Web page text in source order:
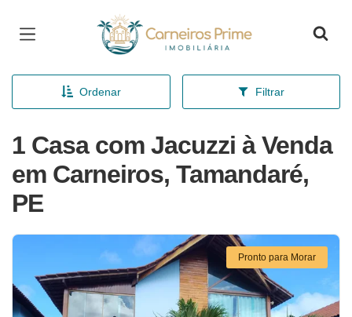
Página inicial
Ordenar Filtrar
1 Casa com Jacuzzi à Venda
em Carneiros, Tamandaré,
PE
Pronto para Morar